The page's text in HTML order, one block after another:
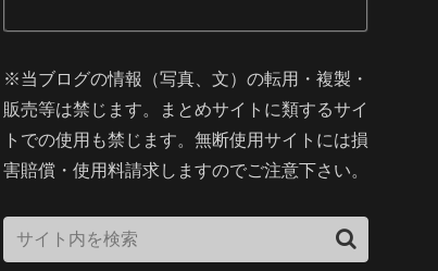
※当ブログの情報（写真、文）の転用・複製・
販売等は禁じます。まとめサイトに類するサイ
トでの使用も禁じます。無断使用サイトには損
害賠償・使用料請求しますのでご注意下さい。